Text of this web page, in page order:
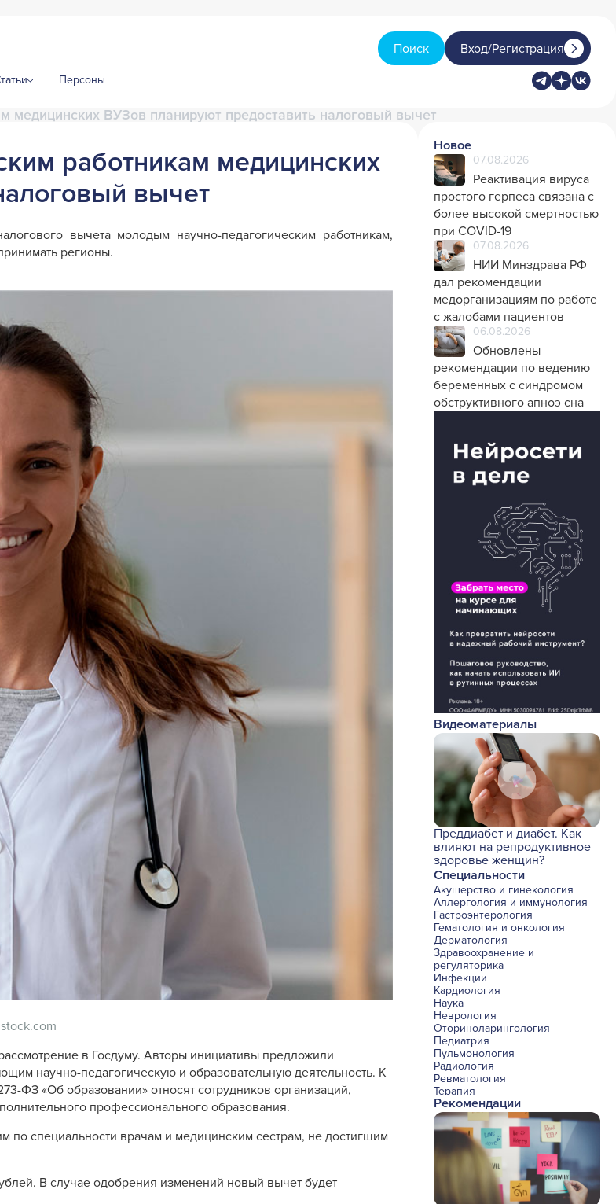
Поиск Вход/Регистрация
Персоны
ВУЗов планируют предоставить налоговый вычет
работникам медицинских
вычет
вычета молодым научно-педагогическим работникам,
регионы.
в Госдуму. Авторы инициативы предложили
научно-педагогическую и образовательную деятельность. К
ФЗ «Об образовании» относят сотрудников организаций,
профессионального образования.
по специальности врачам и медицинским сестрам, не достигшим
В случае одобрения изменений новый вычет будет
Новое
07.08.2026
Реактивация вируса
простого герпеса связана с
более высокой смертностью
при COVID-19
07.08.2026
НИИ Минздрава РФ
дал рекомендации
медорганизациям по работе
с жалобами пациентов
06.08.2026
Обновлены
рекомендации по ведению
беременных с синдромом
обструктивного апноэ сна
Видеоматериалы
Преддиабет и диабет. Как
влияют на репродуктивное
здоровье женщин?
Специальности
Акушерство и гинекология
Аллергология и иммунология
Гастроэнтерология
Гематология и онкология
Дерматология
Здравоохранение и
регуляторика
Инфекции
Кардиология
Наука
Неврология
Оториноларингология
Педиатрия
Пульмонология
Радиология
Ревматология
Терапия
Урология и нефрология
Фармакология
Хирургия с реаниматологией
Эндокринология
Психиатрия
Офтальмология
Эндоскопия
Стоматология
Рекомендации